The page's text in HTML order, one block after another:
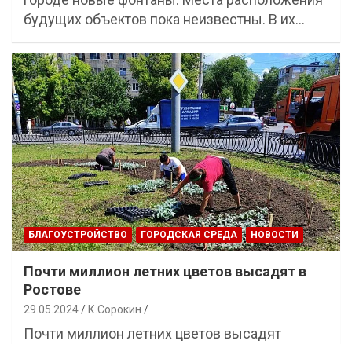
будущих объектов пока неизвестны. В их…
БЛАГОУСТРОЙСТВО ГОРОДСКАЯ СРЕДА НОВОСТИ
Почти миллион летних цветов высадят в
Ростове
29.05.2024 К.Сорокин
Почти миллион летних цветов высадят